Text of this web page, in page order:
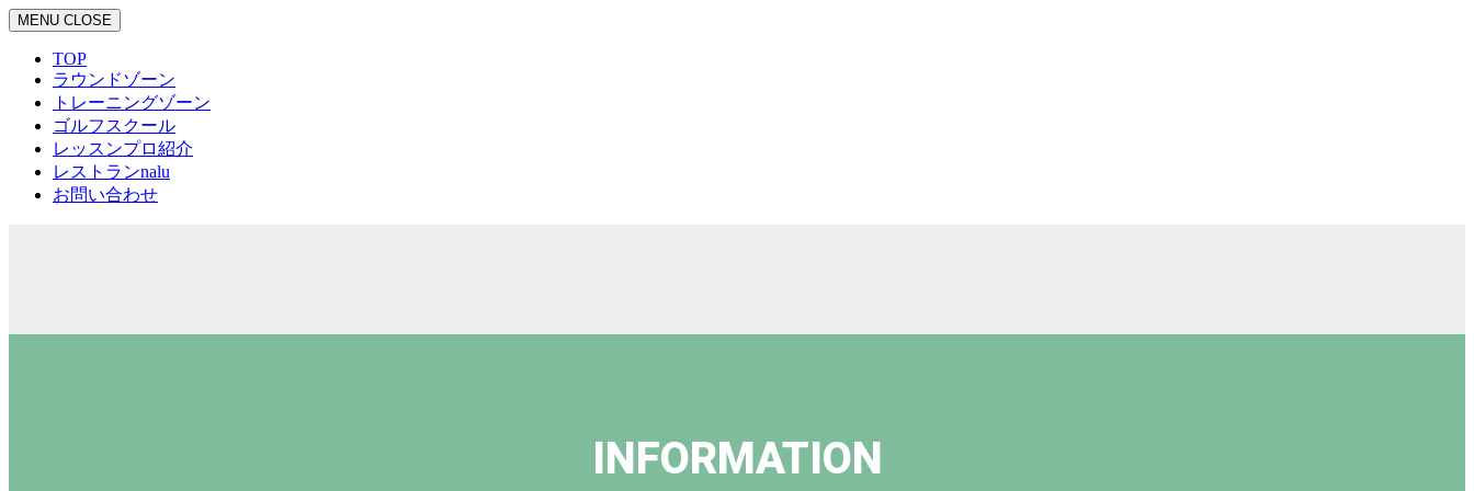
MENU CLOSE
TOP
ラウンドゾーン
トレーニングゾーン
ゴルフスクール
レッスンプロ紹介
レストランnalu
お問い合わせ
INFORMATION